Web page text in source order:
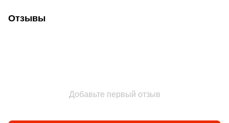
Отзывы
Добавьте первый отзыв